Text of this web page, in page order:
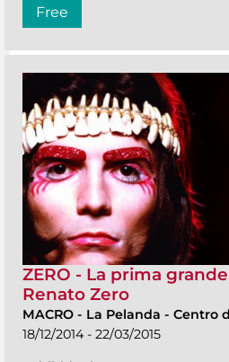
Free
ZERO - La prima
Renato Zero
MACRO - La Pelanda - Centro
18/12/2014 - 22/03/2015